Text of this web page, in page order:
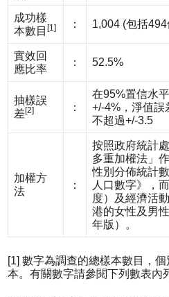
成功樣
本數目 [1] ： 1,004 (包括
實效回
應比率
： 52.5%
抽樣誤
差[2] ：
在95%置信水
+/-4%，淨值誤
不超過+/-3.5
加權方
法
：
按照政府統計
多重加權法」
性別分佈統計
人口數字》，
度）及經濟活
港的女性及男
年版）。
[1] 數字為調查的總樣本數目，
本。有關數字請參閱下列數表內